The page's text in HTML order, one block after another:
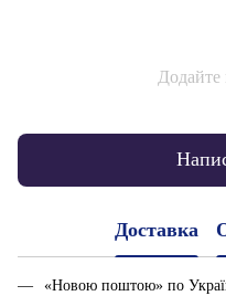
Додайте
Доставка
«Новою поштою» по